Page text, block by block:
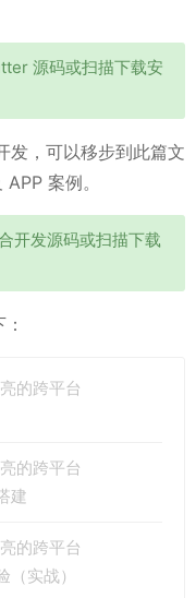
源码或扫描下载安
发，可以移步到此篇文
案例。
开发源码或扫描下载
的跨平台
的跨平台
建
的跨平台
实战）